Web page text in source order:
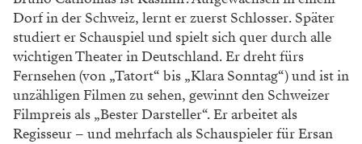
Dorf in der Schweiz, lernt er zuerst Schlosser. Später
studiert er Schauspiel und spielt sich quer durch alle
wichtigen Theater in Deutschland. Er dreht fürs
Fernsehen (von „Tatort“ bis „Klara Sonntag“) und ist in
unzähligen Filmen zu sehen, gewinnt den Schweizer
Filmpreis als „Bester Darsteller“. Er arbeitet als
Regisseur – und mehrfach als Schauspieler für Ersan